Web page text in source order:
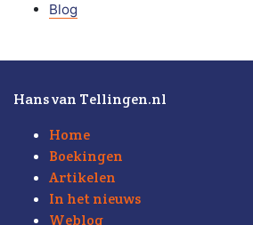
Blog
Hans van Tellingen.nl
Home
Boekingen
Artikelen
In het nieuws
Weblog